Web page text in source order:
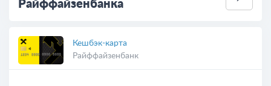
Райффайзенбанка
Кешбэк-карта
Райффайзенбанк